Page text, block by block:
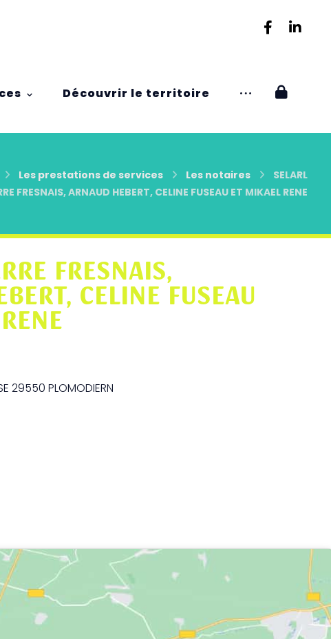
Découvrir le territoire
Les prestations de services Les notaires
SELARL
FRESNAIS, ARNAUD HEBERT, CELINE FUSEAU ET MIKAEL RENE
FRESNAIS,
CELINE FUSEAU
29550 PLOMODIERN